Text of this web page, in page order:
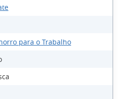
para o Trabalho